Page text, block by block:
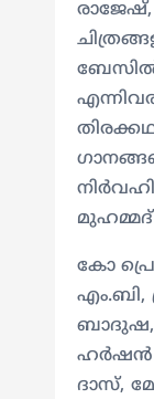
ബേസിൽ
മുഹമ്മദ്‌
കോ
ഹർഷൻ
ദാസ്,